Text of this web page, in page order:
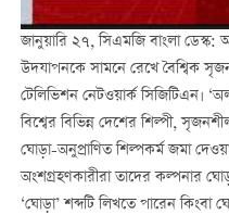
জানুয়ারি ২৭, সিএমজি বাংলা ডেস্ক:
উদযাপনকে সামনে রেখে বৈশ্বিক
টেলিভিশন নেটওয়ার্ক সিজিটিএন।
বিশ্বের বিভিন্ন দেশের শিল্পী,
ঘোড়া-অনুপ্রাণিত শিল্পকর্ম জমা
অংশগ্রহণকারীরা তাদের কল্পনার
‘ঘোড়া’ শব্দটি লিখতে পারেন